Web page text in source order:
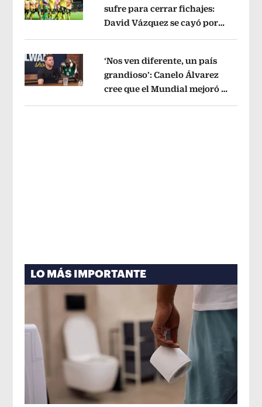
Opens in new window
sufre para cerrar fichajes:
David Vázquez se cayó por
Opens in new window
‘Nos ven diferente, un país
grandioso’: Canelo Álvarez
cree que el Mundial mejoró la
LO MÁS IMPORTANTE